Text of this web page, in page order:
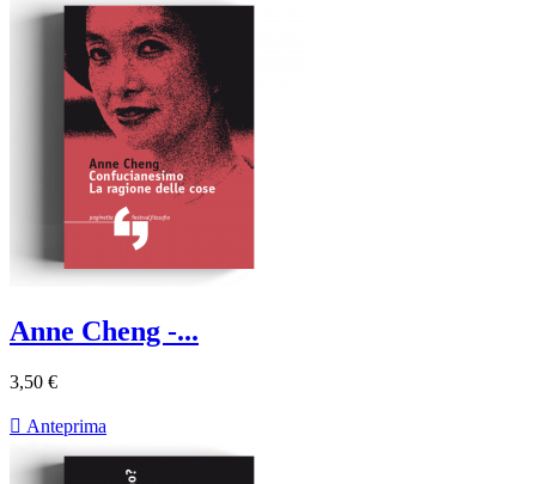
Anne Cheng -...
3,50 €
 Anteprima